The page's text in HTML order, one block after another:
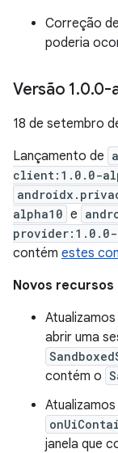
Correção
poderia
Versão 1.0.0-
18 de setembro
Lançamento de
client:1.0.0-
alpha10 e
provider:1.0.0-
contém estes
Novos recursos
abrir uma
contém o
janela que